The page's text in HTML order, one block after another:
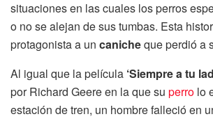
situaciones en las cuales los perros
o no se alejan de sus tumbas. Esta
protagonista a un canicheque perdió a
Al igual que la película ‘Siempre a tu
por Richard Geere en la que su perro lo
estación de tren, un hombre falleció en